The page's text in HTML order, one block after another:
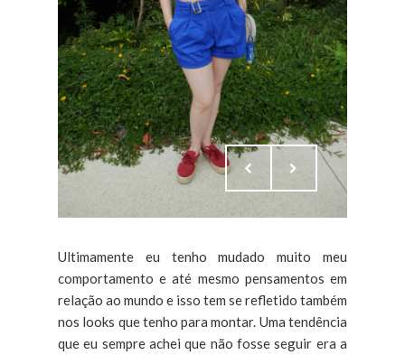
Ultimamente eu tenho mudado muito meu
comportamento e até mesmo pensamentos em
relação ao mundo e isso tem se refletido também
nos looks que tenho para montar. Uma tendência
que eu sempre achei que não fosse seguir era a